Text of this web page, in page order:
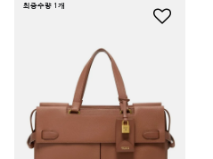
최종수량 1개